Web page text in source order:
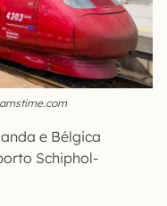
e Bélgica
Schiphol-